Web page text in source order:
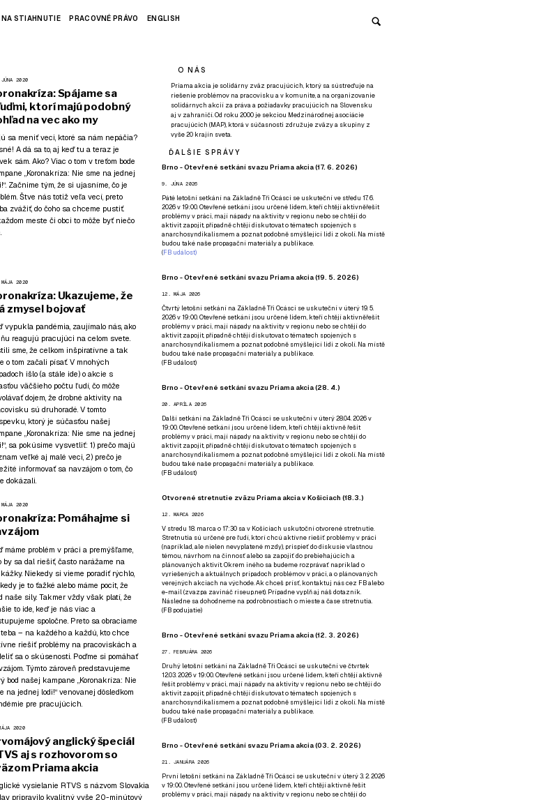
NA STIAHNUTIE PRACOVNÉ PRÁVO ENGLISH
2020
Spájame sa
ktorí majú podobný
na vec ako my
sa meniť veci, ktoré sa nám nepáčia?
A dá sa to, aj keď tu a teraz je
sám. Ako? Viac o tom v treťom bode
„Koronakríza: Nie sme na jednej
. Začnime tým, že si ujasníme, čo je
Štve nás totiž veľa vecí, preto
zvážiť, do čoho sa chceme pustiť.
meste či obci to môže byť niečo
2020
Ukazujeme, že
zmysel bojovať
vypukla pandémia, zaujímalo nás, ako
reagujú pracujúci na celom svete.
sme, že celkom inšpiratívne a tak
o tom začali písať. V mnohých
išlo (a stále ide) o akcie s
väčšieho počtu ľudí, čo môže
dojem, že drobné aktivity na
sú druhoradé. V tomto
ktorý je súčasťou našej
„Koronakríza: Nie sme na jednej
, sa pokúsime vysvetliť: 1) prečo majú
veľké aj malé veci, 2) prečo je
informovať sa navzájom o tom, čo
dokázali.
2020
Pomáhajme si
máme problém v práci a premýšľame,
by sa dal riešiť, často narážame na
Niekedy si vieme poradiť rýchlo,
je to ťažké alebo máme pocit, že
naše sily. Takmer vždy však platí, že
to ide, keď je nás viac a
spoločne. Preto sa obraciame
– na každého a každú, kto chce
riešiť problémy na pracoviskách a
sa o skúsenosti. Poďme si pomáhať
Týmto zároveň predstavujeme
bod našej kampane „Koronakríza: Nie
na jednej lodi!“venovanej dôsledkom
pre pracujúcich.
2020
anglický špeciál
aj s rozhovorom so
Priama akcia
vysielanie RTVS s názvom Slovakia
pripravilo kvalitný vyše 20-minútový
O NÁS
Priama akcia je solidárny zväz pracujúcich, ktorý sa sústreďuje na
riešenie problémov na pracovisku a v komunite, a na organizovanie
solidárnych akcií za práva a požiadavky pracujúcich na Slovensku
aj v zahraničí. Od roku 2000 je sekciou Medzinárodnej asociácie
pracujúcich (MAP), ktorá v súčasnosti združuje zväzy a skupiny z
vyše 20 krajín sveta.
ĎALŠIE SPRÁVY
Brno - Otevřené setkání svazu Priama akcia (17. 6. 2026)
9. JÚNA 2026
Páté letošní setkání na Základně Tři Ocásci se uskuteční ve středu 17. 6.
2026 v 19:00. Otevřené setkání jsou určené lidem, kteří chtějí aktivněřešit
problémy v práci, mají nápady na aktivity v regionu nebo se chtějí do
aktivit zapojit, případně chtějí diskutovat o tématech spojených s
anarchosyndikalismem a poznat podobně smýšlející lidi z okolí. Na místě
budou také naše propagační materiály a publikace.
(FB událost)
Brno - Otevřené setkání svazu Priama akcia (19. 5. 2026)
12. MÁJA 2026
Čtvrtý letošní setkání na Základně Tři Ocásci se uskuteční v úterý 19. 5.
2026 v 19:00. Otevřené setkání jsou určené lidem, kteří chtějí aktivněřešit
problémy v práci, mají nápady na aktivity v regionu nebo se chtějí do
aktivit zapojit, případně chtějí diskutovat o tématech spojených s
anarchosyndikalismem a poznat podobně smýšlející lidi z okolí. Na místě
budou také naše propagační materiály a publikace.
(FB událost)
Brno - Otevřené setkání svazu Priama akcia (28. 4.)
20. APRÍLA 2026
Další setkání na Základně Tři Ocásci se uskuteční v úterý 28.04. 2026 v
19:00. Otevřené setkání jsou určené lidem, kteří chtějí aktivně řešit
problémy v práci, mají nápady na aktivity v regionu nebo se chtějí do
aktivit zapojit, případně chtějí diskutovat o tématech spojených s
anarchosyndikalismem a poznat podobně smýšlející lidi z okolí. Na místě
budou také naše propagační materiály a publikace.
(FB událost)
Otvorené stretnutie zväzu Priama akcia v Košiciach (18.3.)
12. MARCA 2026
V stredu 18. marca o 17:30 sa v Košiciach uskutoční otvorené stretnutie.
Stretnutia sú určené pre ľudí, ktorí chcú aktívne riešiť problémy v práci
(napríklad, ale nielen nevyplatené mzdy), prispieť do diskusie vlastnou
témou, návrhom na činnosť alebo sa zapojiť do prebiehajúcich a
plánovaných aktivít. Okrem iného sa budeme rozprávať napríklad o
vyriešených a aktuálnych prípadoch problémov v práci, a o plánovaných
verejných akciach na východe. Ak chceš prísť, kontaktuj nás cez FBalebo
e-mail (zvazpa zavináč riseup.net). Prípadnevyplň aj náš dotazník.
Následne sa dohodneme na podrobnostiach o mieste a čase stretnutia.
(FB podujatie)
Brno - Otevřené setkání svazu Priama akcia (12. 3. 2026)
27. FEBRUÁRA 2026
Druhý letošní setkání na Základně Tři Ocásci se uskuteční ve čtvrtek
12.03. 2026 v 19:00. Otevřené setkání jsou určené lidem, kteří chtějí aktivně
řešit problémy v práci, mají nápady na aktivity v regionu nebo se chtějí do
aktivit zapojit, případně chtějí diskutovat o tématech spojených s
anarchosyndikalismem a poznat podobně smýšlející lidi z okolí. Na místě
budou také naše propagační materiály a publikace.
(FB událost)
Brno - Otevřené setkání svazu Priama akcia (03. 2. 2026)
21. JANUÁRA 2026
První letošní setkání na Základně Tři Ocásci se uskuteční v úterý 3. 2. 2026
v 19:00. Otevřené setkání jsou určené lidem, kteří chtějí aktivně řešit
problémy v práci, mají nápady na aktivity v regionu nebo se chtějí do